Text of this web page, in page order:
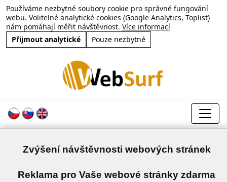
Používáme nezbytné soubory cookie pro správné fungování
webu. Volitelné analytické cookies (Google Analytics, Toplist)
nám pomáhají měřit návštěvnost. Více informací
Přijmout analytické
Pouze nezbytné
Zvýšení návštěvnosti webových stránek
Reklama pro Vaše webové stránky zdarma